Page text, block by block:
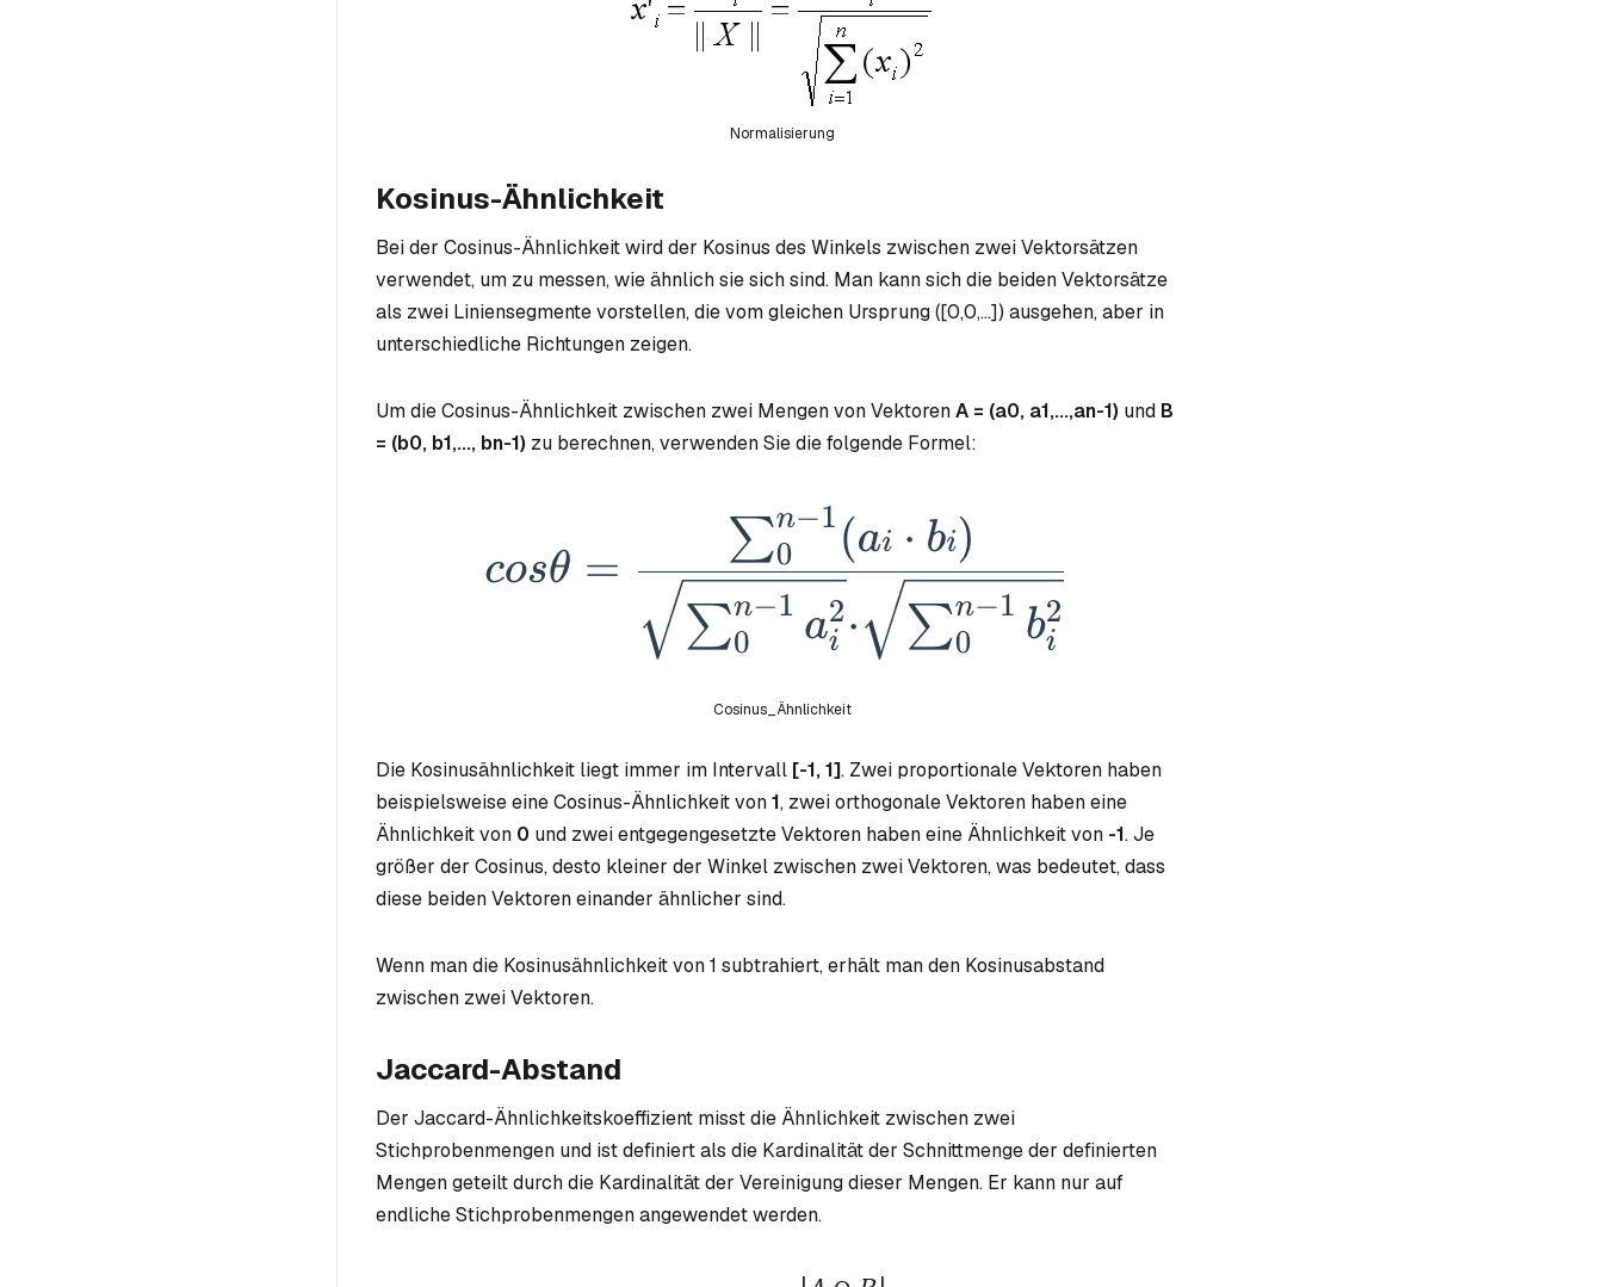
Normalisierung
Kosinus-Ähnlichkeit
Bei der Cosinus-Ähnlichkeit wird der Kosinus des Winkels zwischen zwei Vektorsätzen
verwendet, um zu messen, wie ähnlich sie sich sind. Man kann sich die beiden Vektorsätze
als zwei Liniensegmente vorstellen, die vom gleichen Ursprung ([0,0,...]) ausgehen, aber in
unterschiedliche Richtungen zeigen.
Um die Cosinus-Ähnlichkeit zwischen zwei Mengen von VektorenA = (a0, a1,...,an-1) und B
= (b0, b1,..., bn-1) zu berechnen, verwenden Sie die folgende Formel:
Cosinus_Ähnlichkeit
Die Kosinusähnlichkeit liegt immer im Intervall [-1, 1]. Zwei proportionale Vektoren haben
beispielsweise eine Cosinus-Ähnlichkeit von1, zwei orthogonale Vektoren haben eine
Ähnlichkeit von 0 und zwei entgegengesetzte Vektoren haben eine Ähnlichkeit von -1. Je
größer der Cosinus, desto kleiner der Winkel zwischen zwei Vektoren, was bedeutet, dass
diese beiden Vektoren einander ähnlicher sind.
Wenn man die Kosinusähnlichkeit von 1 subtrahiert, erhält man den Kosinusabstand
zwischen zwei Vektoren.
Jaccard-Abstand
Der Jaccard-Ähnlichkeitskoeffizient misst die Ähnlichkeit zwischen zwei
Stichprobenmengen und ist definiert als die Kardinalität der Schnittmenge der definierten
Mengen geteilt durch die Kardinalität der Vereinigung dieser Mengen. Er kann nur auf
endliche Stichprobenmengen angewendet werden.